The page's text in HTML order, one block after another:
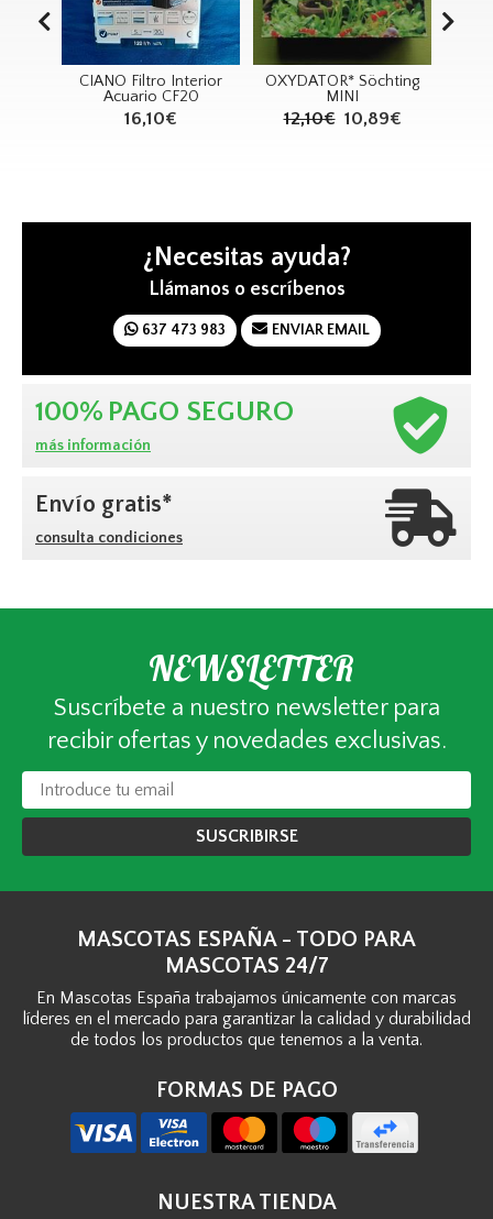
CIANO Filtro Interior
Acuario CF20
OXYDATOR* Söchting
10,89€
Activo
¿Necesitas ayuda?
Llámanos o escríbenos
637 473 983 ENVIAR EMAIL
100% PAGO SEGURO
más información
Envío gratis*
consulta condiciones
NEWSLETTER
Suscríbete a nuestro newsletter para
recibir ofertas y novedades exclusivas.
SUSCRIBIRSE
MASCOTAS ESPAÑA - TODO PARA
MASCOTAS 24/7
En Mascotas España trabajamos únicamente con marcas
líderes en el mercado para garantizar la calidad y durabilidad
de todos los productos que tenemos a la venta.
FORMAS DE PAGO
NUESTRA TIENDA